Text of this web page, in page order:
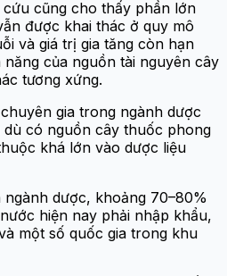
cũng cho thấy phần lớn
được khai thác ở quy mô
và giá trị gia tăng còn hạn
của nguồn tài nguyên cây
tương xứng.
gia trong ngành dược
dù có nguồn cây thuốc phong
khá lớn vào dược liệu
dược, khoảng 70–80%
hiện nay phải nhập khẩu,
một số quốc gia trong khu